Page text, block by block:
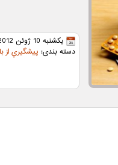
یکشنبه 10 ژوئن 2012
دسته بندی: پيشگيري از